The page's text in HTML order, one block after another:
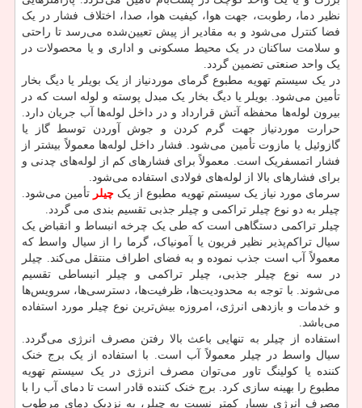
نظیر دما، رطوبت، جهت هوا، کیفیت هوا، صدا، اختلاف فشار در یک
فضا کنترل می‌شود و به مقادیر از پیش تعیین‌شده می‌رسد تا راحتی
و سلامت ساکنان در یک محیط مسکونی و اداری و یا محصولات در
یک واحد صنعتی تضمین گردد.
در یک سیستم تهویه مطبوع گرمای موردنیاز از یک بویلر یا دیگ بخار
تأمین می‌شود. بویلر یا دیگ بخار یک مبدل پوسته و لوله است که در
بیرون لوله‌ها محفظه آتش قرارداد و در داخل لوله‌ها آب جریان دارد.
حرارت موردنیاز جهت گرم کردن و جوش آوردن توسط گاز یا
گازوئیل یا مازوت تأمین می‌شود. فشار داخل لوله‌ها معمولاً بیشتر از
فشار اتمسفریک است. معمولاً برای فشارهای کم از لوله‌های چدنی و
برای فشارهای بالا از لوله‌های فولادی استفاده می‌شود.
سرمای مورد نیاز یک سیستم تهویه مطبوع از یک چیلر تأمین می‌شود.
چیلر به دو نوع چیلر تراکمی و چیلر جذبی تقسیم بندی می گردد.
چیلر تراکمی دستگاهی است که طی یک چرخه انبساط و انقباض یک
سیال تراکم‌پذیر نظیر فریون یا آمونیاک، گرما را از سیال واسط که
معمولاً آب است جذب نموده و به فضای اطراف منتقل می‌کند. چیلر
در سه نوع چیلر جذبی، چیلر تراکمی و چیلر انبساطی تقسیم
می‌شوند. با توجه به محدودیت‌ها، ظرفیت‌ها، دسترسی‌ها، سرویس‌ها
و خدمات و بازدهی انرژی، امروزه بیش‌ترین نوع چیلر مورد استفاده
می‌باشد.
استفاده از چیلر به تنهایی باعث بالا رفتن مصرف انرژی می‌گردد.
سیال واسط در چیلر معمولاً آب است. با استفاده از یک برج خنک
کننده یا کولینگ تاور می‌توان مصرف انرژی در یک سیستم تهویه
مطبوع را بهینه سازی کرد. برج خنک کننده قادر است تا دمای آب را با
مصرف انرژی بسیار کمتر نسبت به چیلر، به نزدیک دمای مرطوب